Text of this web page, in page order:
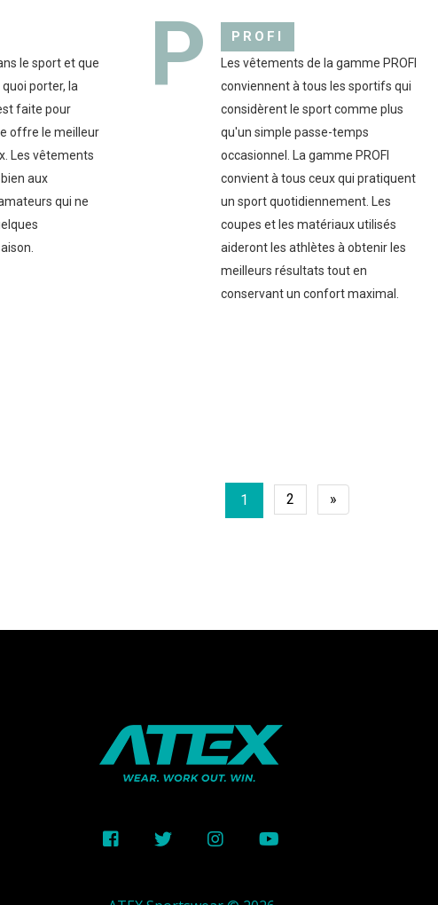
le sport et que
porter, la
faite pour
offre le meilleur
Les vêtements
aux
qui ne
P PROFI
Les vêtements de la gamme PROFI
conviennent à tous les sportifs qui
considèrent le sport comme plus
qu'un simple passe-temps
occasionnel. La gamme PROFI
convient à tous ceux qui pratiquent
un sport quotidiennement. Les
coupes et les matériaux utilisés
aideront les athlètes à obtenir les
meilleurs résultats tout en
conservant un confort maximal.
1 2 »